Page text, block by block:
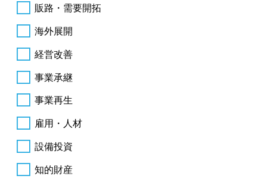
販路・需要開拓
海外展開
経営改善
事業承継
事業再生
雇用・人材
設備投資
知的財産